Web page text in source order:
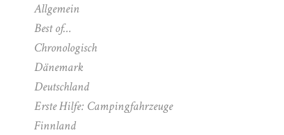
Allgemein
Best of…
Chronologisch
Dänemark
Deutschland
Erste Hilfe: Campingfahrzeuge
Finnland